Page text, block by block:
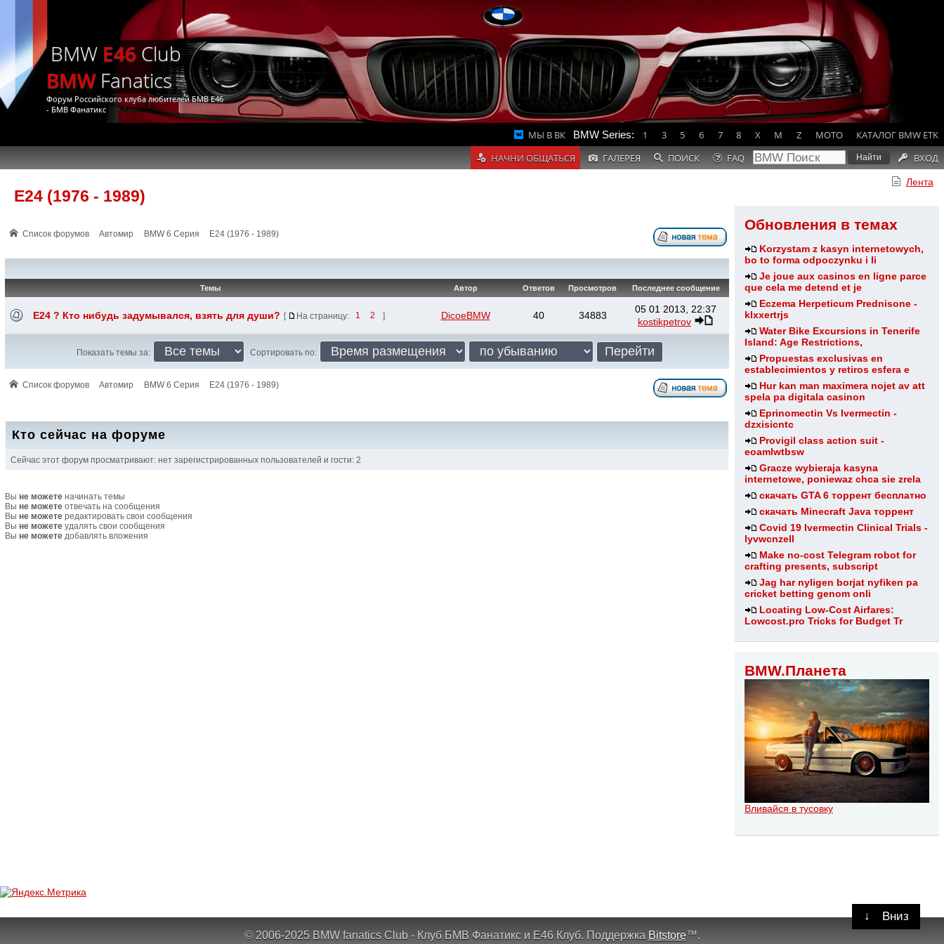
↓ Вниз
BMW E46 Club
BMWFanatics
Форум Российского клуба любителей БМВ Е46
- БМВ Фанатикс
МЫ В ВК BMW Series: 1 3 5 6 7 8 X M Z MOTO
КАТАЛОГ BMW ETK
НАЧНИ ОБЩАТЬСЯ
ГАЛЕРЕЯ ПОИСК FAQ ВХОД
Лента
Обновления в темах
Korzystam z kasyn internetowych,
bo to forma odpoczynku i li
Je joue aux casinos en ligne parce
que cela me detend et je
Eczema Herpeticum Prednisone -
klxxertrjs
Water Bike Excursions in Tenerife
Island: Age Restrictions,
Propuestas exclusivas en
establecimientos y retiros esfera e
Hur kan man maximera nojet av att
spela pa digitala casinon
Eprinomectin Vs Ivermectin -
dzxisicntc
Provigil class action suit -
eoamlwtbsw
Gracze wybieraja kasyna
internetowe, poniewaz chca sie zrela
скачать GTA 6 торрент бесплатно
скачать Minecraft Java торрент
Covid 19 Ivermectin Clinical Trials -
lyvwcnzell
Make no-cost Telegram robot for
crafting presents, subscript
Jag har nyligen borjat nyfiken pa
cricket betting genom onli
Locating Low-Cost Airfares:
Lowcost.pro Tricks for Budget Tr
BMW.Планета
Вливайся в тусовку
E24 (1976 - 1989)
Список форумов Автомир BMW 6 Серия E24 (1976 - 1989)
Темы Автор Ответов Просмотров Последнее сообщение
Е24 ? Кто нибудь задумывался, взять для души? [ На страницу: 1 2 ] DicoeBMW 40 34883
05 01 2013, 22:37
kostikpetrov
Показать темы за: Сортировать по:
Список форумов Автомир BMW 6 Серия E24 (1976 - 1989)
Кто сейчас на форуме
Сейчас этот форум просматривают: нет зарегистрированных пользователей и гости: 2
Вы не можете начинать темы
Вы не можете отвечать на сообщения
Вы не можете редактировать свои сообщения
Вы не можете удалять свои сообщения
Вы не можете добавлять вложения
© 2006-2025 BMW fanatics Club - Клуб БМВ Фанатикс и Е46 Клуб. Поддержка Bitstore™.